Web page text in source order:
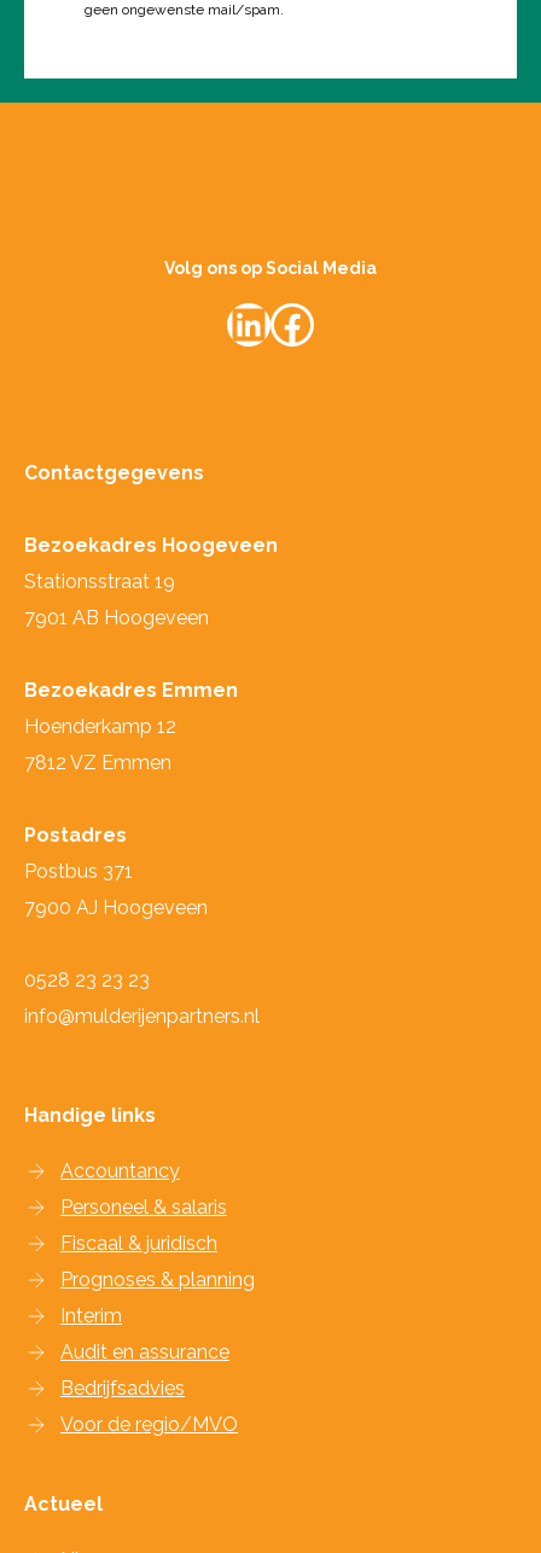
geen ongewenste mail/spam.
Volg ons op Social Media
LinkedIn
Facebook
Contactgegevens
Bezoekadres Hoogeveen
Stationsstraat 19
7901 AB Hoogeveen
Bezoekadres Emmen
Hoenderkamp 12
7812 VZ Emmen
Postadres
Postbus 371
7900 AJ Hoogeveen
0528 23 23 23
info@mulderijenpartners.nl
Handige links
Accountancy
Personeel & salaris
Fiscaal & juridisch
Prognoses & planning
Interim
Audit en assurance
Bedrijfsadvies
Voor de regio/MVO
Actueel